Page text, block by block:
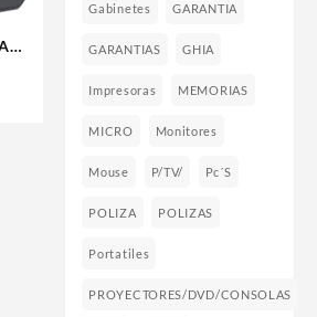
Gabinetes GARANTIA
GARANTIAS GHIA
Impresoras MEMORIAS
MICRO Monitores
Mouse P/TV/ Pc´s
POLIZA POLIZAS
Portatiles
PROYECTORES/DVD/CONSOLAS